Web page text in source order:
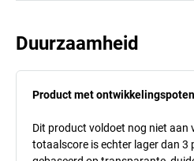
Duurzaamheid
Product met
Dit product voldoet nog niet aan
totaalscore is echter lager dan